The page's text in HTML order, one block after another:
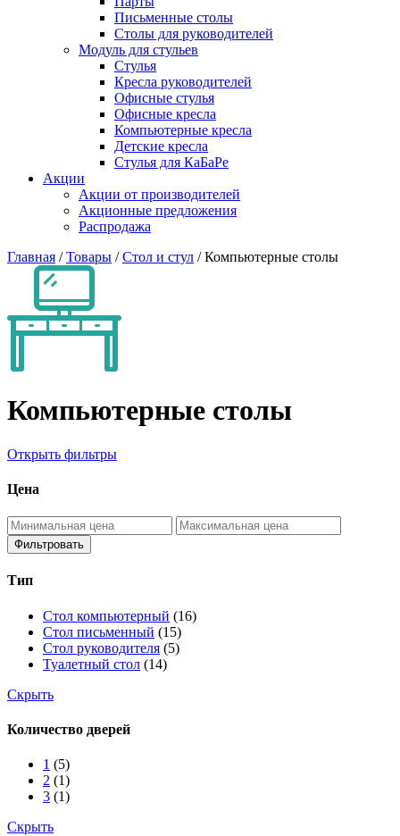
Письменные столы
Столы для руководителей
Модуль для стульев
Стулья
Кресла руководителей
Офисные стулья
Офисные кресла
Компьютерные кресла
Детские кресла
Стулья для КаБаРе
Акции
Акции от производителей
Акционные предложения
Распродажа
Главная /Товары /Стол и стул /Компьютерные столы
Компьютерные столы
Открыть фильтры
Цена
Фильтровать
Тип
Стол компьютерный (16)
Стол письменный (15)
Стол руководителя (5)
Туалетный стол (14)
Скрыть
Количество дверей
1 (5)
2 (1)
3 (1)
Скрыть